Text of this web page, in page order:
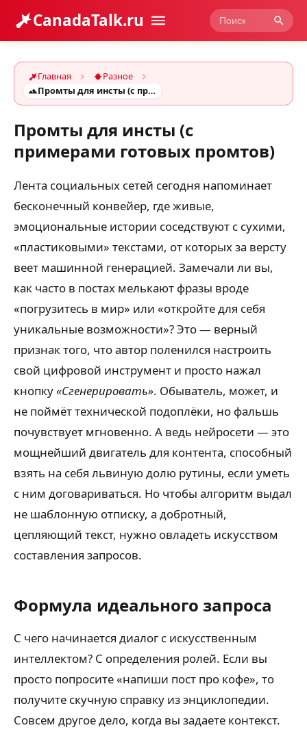
CanadaTalk.ru
Главная
Разное
Промты для инсты (с примерами готовых промтов)
Промты для инсты (с
примерами готовых промтов)
Лента социальных сетей сегодня напоминает
бесконечный конвейер, где живые,
эмоциональные истории соседствуют с сухими,
«пластиковыми» текстами, от которых за версту
веет машинной генерацией. Замечали ли вы,
как часто в постах мелькают фразы вроде
«погрузитесь в мир» или «откройте для себя
уникальные возможности»? Это — верный
признак того, что автор поленился настроить
свой цифровой инструмент и просто нажал
кнопку«Сгенерировать». Обыватель, может, и
не поймёт технической подоплёки, но фальшь
почувствует мгновенно. А ведь нейросети — это
мощнейший двигатель для контента, способный
взять на себя львиную долю рутины, если уметь
с ним договариваться. Но чтобы алгоритм выдал
не шаблонную отписку, а добротный,
цепляющий текст, нужно овладеть искусством
составления запросов.
Формула идеального запроса
С чего начинается диалог с искусственным
интеллектом? С определения ролей. Если вы
просто попросите «напиши пост про кофе», то
получите скучную справку из энциклопедии.
Совсем другое дело, когда вы задаете контекст.